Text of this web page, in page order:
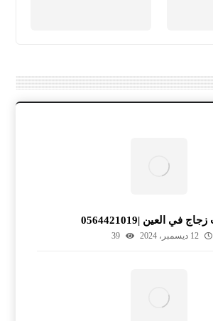
في العين |0564421019
12 ديسمبر، 2024 39